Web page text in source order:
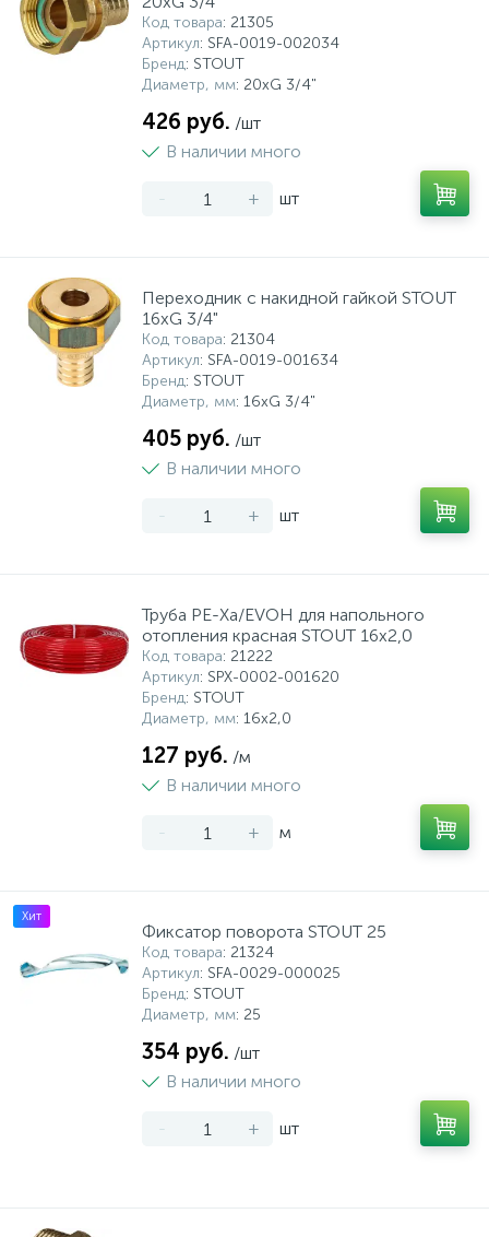
Код товара: 21305
Артикул: SFA-0019-002034
Бренд: STOUT
Диаметр, мм: 20xG 3/4"
426 руб. /шт
В наличии много
- + шт
Переходник с накидной гайкой STOUT
16xG 3/4"
Код товара: 21304
Артикул: SFA-0019-001634
Бренд: STOUT
Диаметр, мм: 16xG 3/4"
405 руб. /шт
В наличии много
- + шт
Труба PE-Xa/EVOH для напольного
отопления красная STOUT 16х2,0
Код товара: 21222
Артикул: SPX-0002-001620
Бренд: STOUT
Диаметр, мм: 16х2,0
127 руб. /м
В наличии много
- + м
Хит
Фиксатор поворота STOUT 25
Код товара: 21324
Артикул: SFA-0029-000025
Бренд: STOUT
Диаметр, мм: 25
354 руб. /шт
В наличии много
- + шт